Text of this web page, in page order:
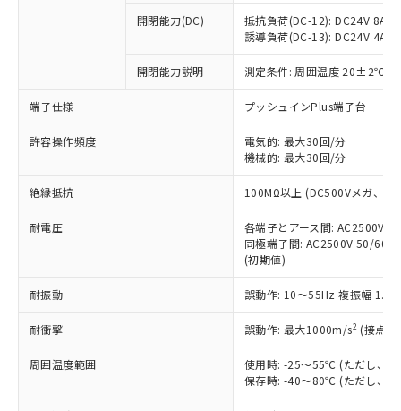
開閉能力(DC)
抵抗負荷(DC-12): DC24V 8A/
誘導負荷(DC-13): DC24V 4A/
開閉能力説明 測定条件: 周囲温度 20±2℃、
端子仕様 プッシュインPlus端子台
許容操作頻度
電気的: 最大30回/分
機械的: 最大30回/分
絶縁抵抗 100MΩ以上 (DC500Vメガ、点
耐電圧
各端子とアース間: AC2500V
同極端子間: AC2500V 50/
(初期値)
耐振動 誤動作: 10～55Hz 複振幅
耐衝撃 誤動作: 最大1000m/s2 (接点
周囲温度範囲
使用時: -25～55℃ (ただし、氷
保存時: -40～80℃ (ただし、氷
ことをご了承ください。
在庫状況および標準価格照会結果は、
記載している更新日時点での社内デー
タに基づき作成されるものであり、閲
覧された時点での実際の在庫および標
準価格とは異なる場合があることをご
正式な納期状況および標準価格はお客
様のお取引先、またはお客様担当のオ
ムロン制御機器販売店・当社販売員に
オムロン制御機器販売店や当社販売拠
販売ネットワーク
」をご確認
在庫状況および標準価格結果を当社の
事前の承諾なく第三者に漏洩または開
示しないようお願いします。
マイパーツ機能（部品リスト作成サー
ビス）をご利用いただくには、I-Web
メンバーズにご登録されている必要が
いたものが、含有品と判明した場合などや
むを得ず変更することがあります。
*EU RoHS指令（10物質）：
鉛(Pb) 1000ppm以下、 水銀(Hg) 1000ppm以下、 カド
六価クロム(Cr(Ⅵ)) 1000ppm以下、ポリ臭化ビフェニル
類(PBB) 1000ppm以下、ポリ臭化ジフェニルエーテル類
(PBDE) 1000ppm以下、フタル酸ビス(2-エチルヘキシ
ル) (DEHP)(別名：DOP) 1000ppm以下、フタル酸ブチ
ルベンジル（BBP） 1000ppm以下、フタル酸ジブチル
（DBP） 1000ppm以下、フタル酸ジイソブチル
(DIBP) 1000ppm以下
但し、RoHS指令で産業用監視および制御機器に対する
フタル酸エステル類の４物質については閾値を超える意
図的な使用がないことを確認しています。
部品在庫の切り替え状況などにより、予定
月が前後することがあります。
基準値を超えていることを示します。
「－」：未確認です。当社販売部門へお問
ム) : 100ppm、
Cr(Ⅵ)(六価クロム) : 1000ppm、 PBBs(ポリ臭化ビフェ
ニル類) : 1000ppm、 PBDEs(ポリ臭化ジフェニルエーテ
ル類) : 1000ppm、
DBP(フタル酸ジブチル) : 1000ppm、 DIBP(フタル酸ジ
イソブチル) : 1000ppm、 BBP(フタル酸ブチルベンジ
ル) : 1000ppm、
DEHP(フタル酸ビス(2-エチルヘキシル)) : 1000ppm
「ｅ」：有害物質（10物質）のすべてが基
準値以下であることを示します。
「10」：通常の使用状況下において有害物
質が外部に漏えいし、環境に深刻な影響を
及ぼさない年数を意味します。
「－」：未確認です。当社販売部門へお問
い合わせください。
当社は、これら貴社製品のうち、外国
為替および外国貿易法に定める商品
（以下｢規制貨物等」という）を輸出
または国外への提供する場合は、日本
国政府の輸出許可(または役務取引許
可)を取得するなどの必要な手続きを
当社は規制貨物を破棄する場合は、完
全に破砕するなど、違法に輸出されな
いよう必要な手段を講じます。
当社は貴社製品を、核兵器、ミサイ
ル、化学兵器、生物兵器またはその他
武器並びにこれらの製造装置等に一切
当社は、貴社製品を第三者に販売する
場合は、上記1、2および3の内容を当
該第三者に通知します。また当社は、
販売先および販売に係わる関係者が違
法に輸出するおそれがある場合は、取
り引きをいたしません。
説明
○ 一定数以上の在庫あり
一定数には満たないが在庫あり
在庫なし(最新の在庫状況につ
いては、お客様のお取引先、ま
たはお客様担当のオムロン制御
機器販売店・当社販売員にご確
白
受注生産機種、また在庫状況の
情報を公開していない機種